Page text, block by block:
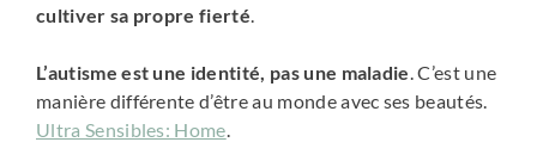
cultiver sa propre fierté.
L’autisme est une identité, pas une maladie. C’est une
manière différente d’être au monde avec ses beautés.
Ultra Sensibles: Home.